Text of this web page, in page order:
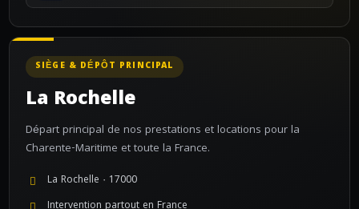
SIÈGE & DÉPÔT PRINCIPAL
La Rochelle
Départ principal de nos prestations et locations pour la
Charente-Maritime et toute la France.
La Rochelle · 17000